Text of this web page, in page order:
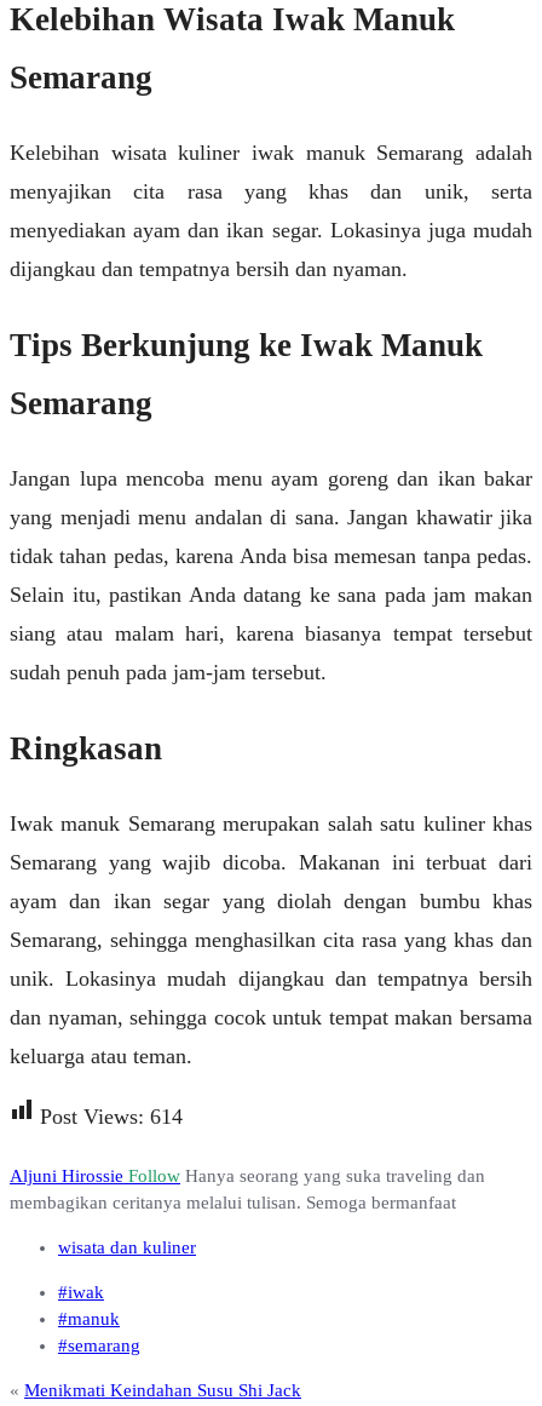
Kelebihan Wisata Iwak Manuk
Semarang
Kelebihan wisata kuliner iwak manuk Semarang adalah
menyajikan cita rasa yang khas dan unik, serta
menyediakan ayam dan ikan segar. Lokasinya juga mudah
dijangkau dan tempatnya bersih dan nyaman.
Tips Berkunjung ke Iwak Manuk
Semarang
Jangan lupa mencoba menu ayam goreng dan ikan bakar
yang menjadi menu andalan di sana. Jangan khawatir jika
tidak tahan pedas, karena Anda bisa memesan tanpa pedas.
Selain itu, pastikan Anda datang ke sana pada jam makan
siang atau malam hari, karena biasanya tempat tersebut
sudah penuh pada jam-jam tersebut.
Ringkasan
Iwak manuk Semarang merupakan salah satu kuliner khas
Semarang yang wajib dicoba. Makanan ini terbuat dari
ayam dan ikan segar yang diolah dengan bumbu khas
Semarang, sehingga menghasilkan cita rasa yang khas dan
unik. Lokasinya mudah dijangkau dan tempatnya bersih
dan nyaman, sehingga cocok untuk tempat makan bersama
keluarga atau teman.
Post Views: 614
Aljuni Hirossie Follow Hanya seorang yang suka traveling dan
membagikan ceritanya melalui tulisan. Semoga bermanfaat
wisata dan kuliner
#iwak
#manuk
#semarang
« Menikmati Keindahan Susu Shi Jack